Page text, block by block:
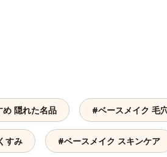
隠れた名品 #ベースメイク 毛
すみ #ベースメイク スキンケア